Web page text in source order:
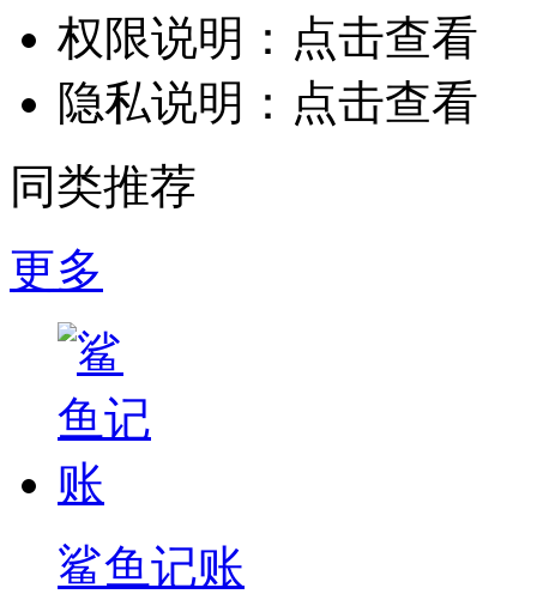
权限说明： 点击查看
隐私说明： 点击查看
同类推荐
更多
鲨鱼记账